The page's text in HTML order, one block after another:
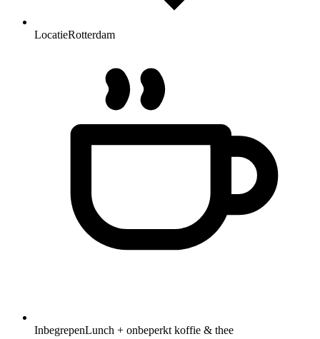
LocatieRotterdam
InbegrepenLunch + onbeperkt koffie & thee